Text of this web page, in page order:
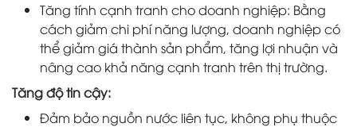
Tăng tính cạnh tranh cho doanh nghiệp: Bằng
cách giảm chi phí năng lượng, doanh nghiệp có
thể giảm giá thành sản phẩm, tăng lợi nhuận và
nâng cao khả năng cạnh tranh trên thị trường.
Tăng độ tin cậy:
Đảm bảo nguồn nước liên tục, không phụ thuộc